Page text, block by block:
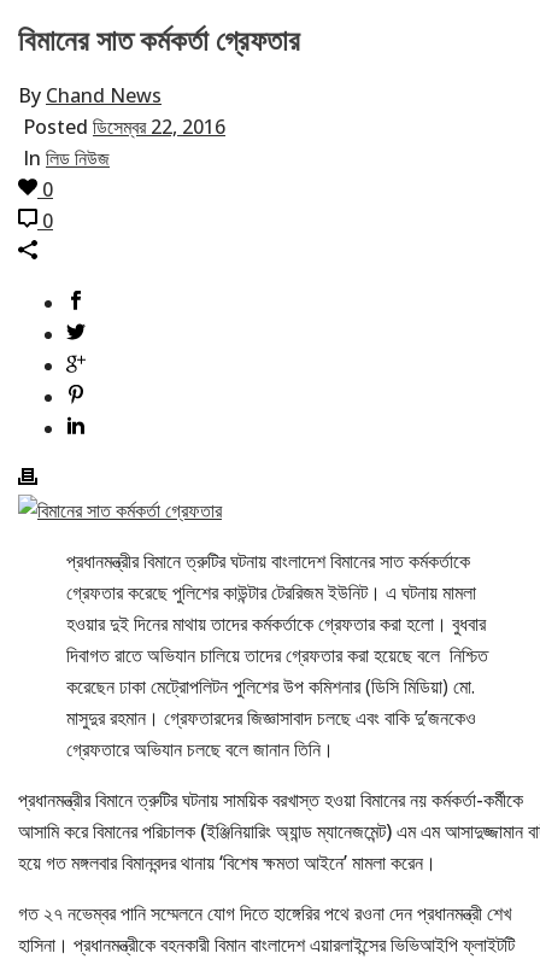
বিমানের সাত কর্মকর্তা গ্রেফতার
By Chand News
Posted ডিসেম্বর 22, 2016
In লিড নিউজ
0
0
প্রধানমন্ত্রীর বিমানে ত্রুটির ঘটনায় বাংলাদেশ বিমানের সাত কর্মকর্তাকে
গ্রেফতার করেছে পুলিশের কাউন্টার টেররিজম ইউনিট। এ ঘটনায় মামলা
হওয়ার দুই দিনের মাথায় তাদের কর্মকর্তাকে গ্রেফতার করা হলো। বুধবার
দিবাগত রাতে অভিযান চালিয়ে তাদের গ্রেফতার করা হয়েছে বলে নিশ্চিত
করেছেন ঢাকা মেট্রোপলিটন পুলিশের উপ কমিশনার (ডিসি মিডিয়া) মো.
মাসুদুর রহমান। গ্রেফতারদের জিজ্ঞাসাবাদ চলছে এবং বাকি দু’জনকেও
গ্রেফতারে অভিযান চলছে বলে জানান তিনি।
প্রধানমন্ত্রীর বিমানে ত্রুটির ঘটনায় সাময়িক বরখাস্ত হওয়া বিমানের নয় কর্মকর্তা-কর্মীকে
আসামি করে বিমানের পরিচালক (ইঞ্জিনিয়ারিং অ্যান্ড ম্যানেজমেন্ট) এম এম আসাদুজ্জামান
হয়ে গত মঙ্গলবার বিমানবন্দর থানায় ‘বিশেষ ক্ষমতা আইনে’ মামলা করেন।
গত ২৭ নভেম্বর পানি সম্মেলনে যোগ দিতে হাঙ্গেরির পথে রওনা দেন প্রধানমন্ত্রী শেখ
হাসিনা। প্রধানমন্ত্রীকে বহনকারী বিমান বাংলাদেশ এয়ারলাইন্সের ভিভিআইপি ফ্লাইটটি